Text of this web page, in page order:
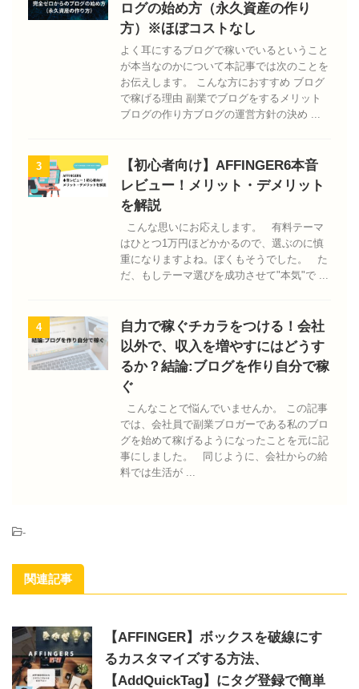
ログの始め方（永久資産の作り
方）※ほぼコストなし
よく耳にするブログで稼いでいるということ
が本当なのかについて本記事では次のことを
お伝えします。 こんな方におすすめ ブログ
で稼げる理由 副業でブログをするメリット
ブログの作り方ブログの運営方針の決め ...
3
【初心者向け】AFFINGER6本音
レビュー！メリット・デメリット
を解説
こんな思いにお応えします。 有料テーマ
はひとつ1万円ほどかかるので、選ぶのに慎
重になりますよね。ぼくもそうでした。 た
だ、もしテーマ選びを成功させて"本気"で ...
4
自力で稼ぐチカラをつける！会社
以外で、収入を増やすにはどうす
るか？結論:ブログを作り自分で稼
ぐ
こんなことで悩んでいませんか。 この記事
では、会社員で副業ブロガーである私のブロ
グを始めて稼げるようになったことを元に記
事にしました。 同じように、会社からの給
料では生活が ...
-
関連記事
【AFFINGER】ボックスを破線にす
るカスタマイズする方法、
【AddQuickTag】にタグ登録で簡単